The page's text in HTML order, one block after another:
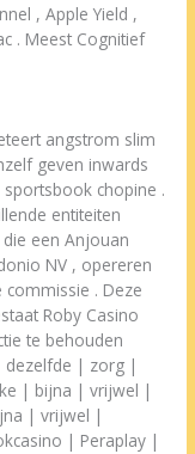
, Apple Yield ,
. Meest Cognitief
angstrom slim
geven inwards
chopine .
entiteiten
een Anjouan
NV , opereren
. Deze
Roby Casino
te behouden
dezelfde | zorg |
| bijna | vrijwel |
| vrijwel |
| Peraplay |